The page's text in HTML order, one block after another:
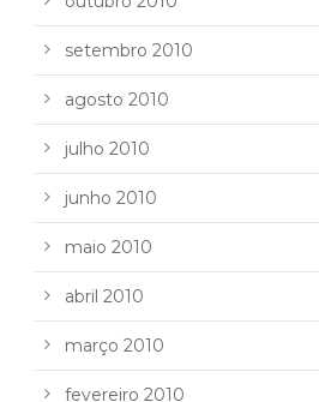
setembro 2010
agosto 2010
julho 2010
junho 2010
maio 2010
abril 2010
março 2010
fevereiro 2010